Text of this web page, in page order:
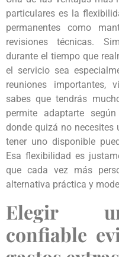
particulares es la
permanentes como
revisiones técnicas.
durante el tiempo que
el servicio sea
reuniones importantes,
sabes que tendrás
permite adaptarte
donde quizá no necesites
tener uno disponible
Esa flexibilidad es
que cada vez más
alternativa práctica y
Elegir
confiable